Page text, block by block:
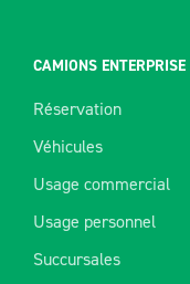
CAMIONS ENTERPRISE
Réservation
Véhicules
Usage commercial
Usage personnel
Succursales